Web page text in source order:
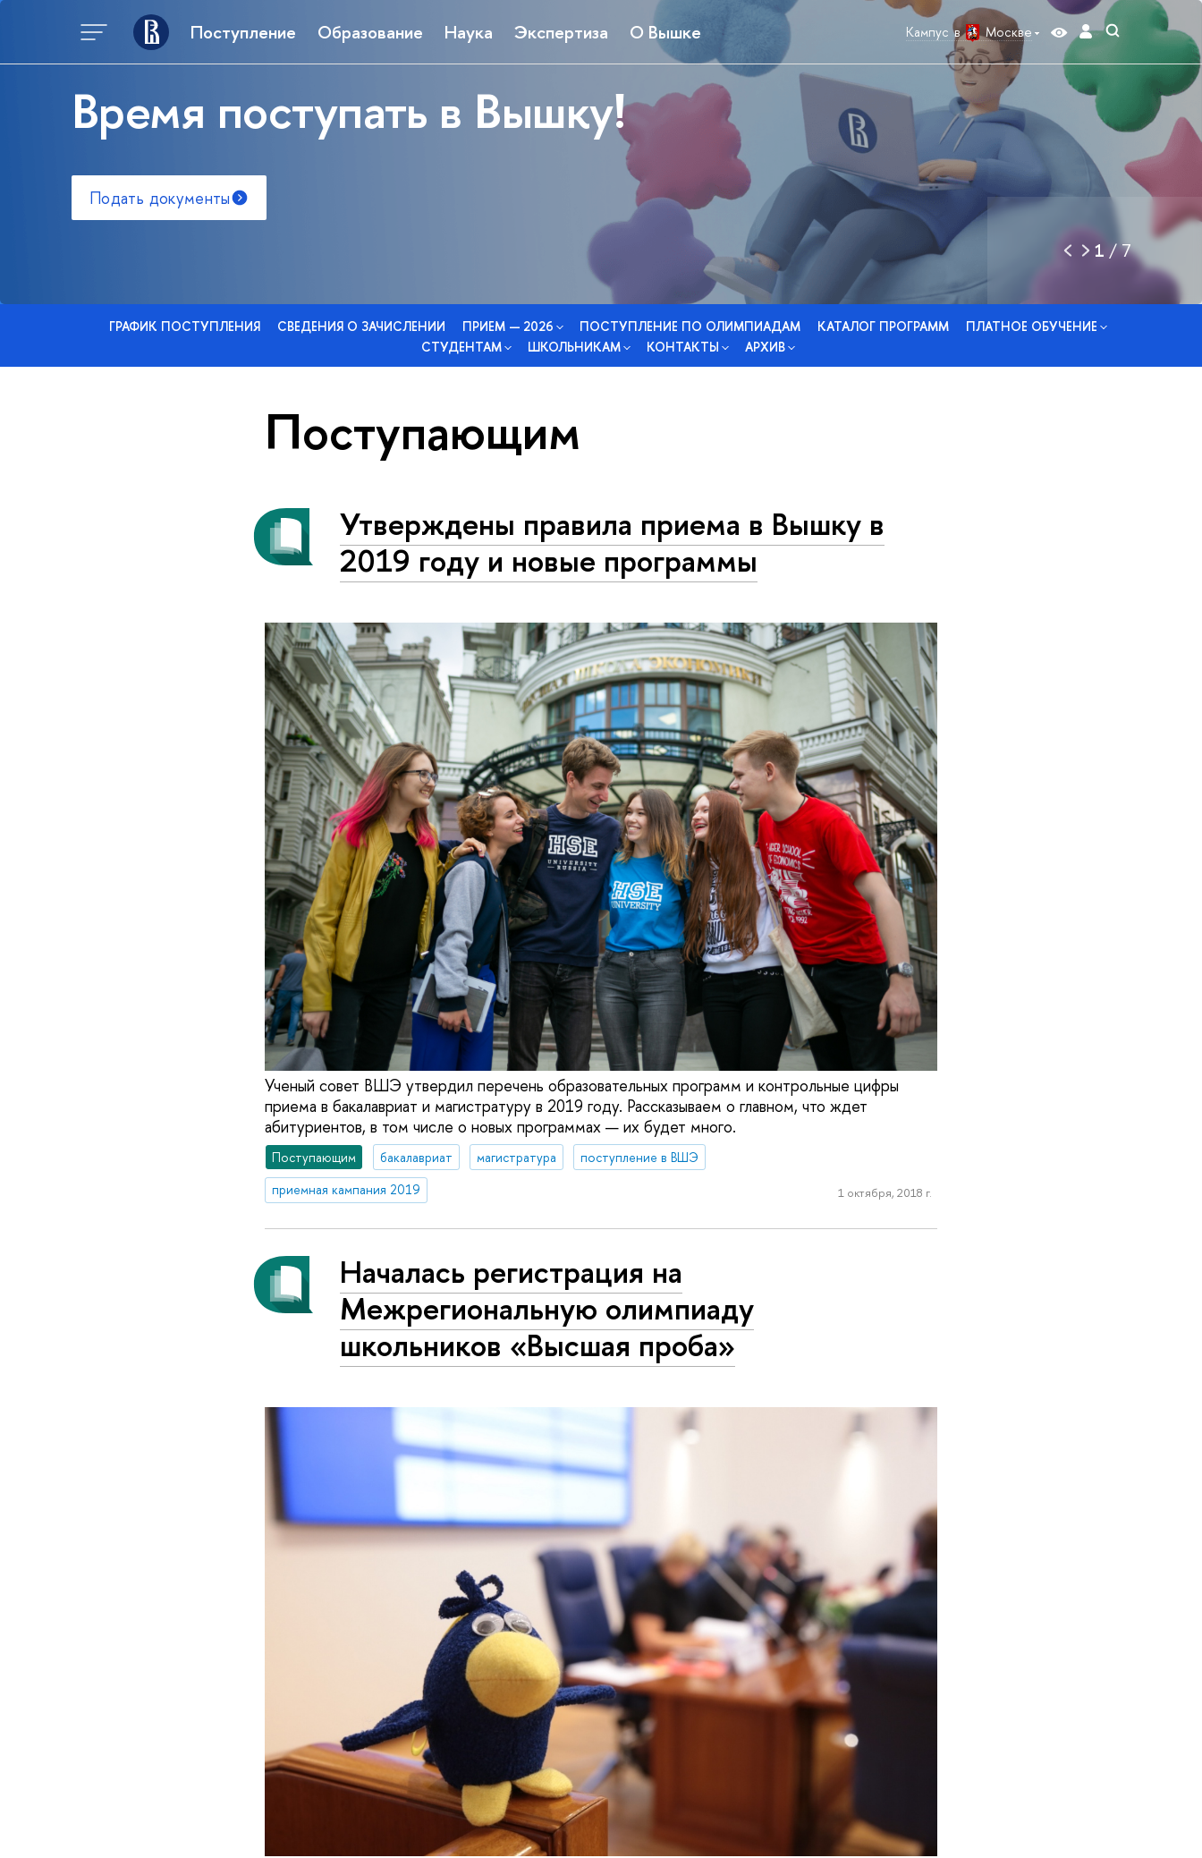
Поступление Образование Наука Экспертиза О Вышке Кампус в Москве
Время поступать в Вышку!
Подать документы
1 /7
ГРАФИК ПОСТУПЛЕНИЯ СВЕДЕНИЯ О ЗАЧИСЛЕНИИ ПРИЕМ — 2026 ПОСТУПЛЕНИЕ ПО ОЛИМПИАДАМ КАТАЛОГ ПРОГРАММ
ПЛАТНОЕ ОБУЧЕНИЕ
СТУДЕНТАМ
ШКОЛЬНИКАМ КОНТАКТЫ АРХИВ
Поступающим
Утверждены правила приема в Вышку в
2019 году и новые программы
Ученый совет ВШЭ утвердил перечень образовательных программ и контрольные цифры
приема в бакалавриат и магистратуру в 2019 году. Рассказываем о главном, что ждет
абитуриентов, в том числе о новых программах — их будет много.
Поступающим бакалавриат магистратура
поступление в ВШЭ
приемная кампания 2019
1 октября, 2018 г.
Началась регистрация на
Межрегиональную олимпиаду
школьников «Высшая проба»